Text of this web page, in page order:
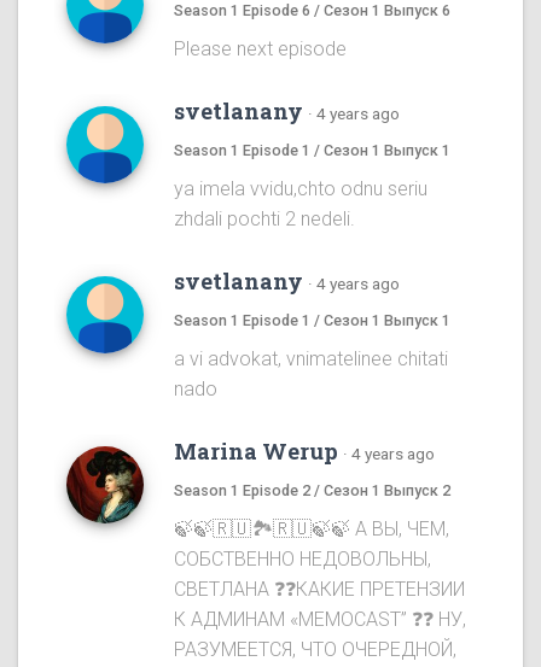
Season 1 Episode 6 / Сезон 1 Выпуск 6
Please next episode
svetlanany · 4 years ago
Season 1 Episode 1 / Сезон 1 Выпуск 1
ya imela vvidu,chto odnu seriu
zhdali pochti 2 nedeli.
svetlanany · 4 years ago
Season 1 Episode 1 / Сезон 1 Выпуск 1
a vi advokat, vnimatelinee chitati
nado
Marina Werup · 4 years ago
Season 1 Episode 2 / Сезон 1 Выпуск 2
🍃🍃🇷🇺🏞🇷🇺🍃🍃 А ВЫ, ЧЕМ,
СОБСТВЕННО НЕДОВОЛЬНЫ,
СВЕТЛАНА ❓❓КАКИЕ ПРЕТЕНЗИИ
К АДМИНАМ «MEMOCAST” ❓❓ НУ,
РАЗУМЕЕТСЯ, ЧТО ОЧЕРЕДНОЙ,